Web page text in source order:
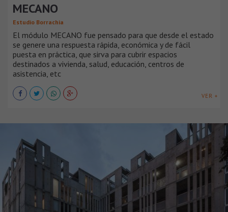
MECANO
Estudio Borrachia
El módulo MECANO fue pensado para que desde el estado
se genere una respuesta rápida, económica y de fácil
puesta en práctica, que sirva para cubrir espacios
destinados a vivienda, salud, educación, centros de
asistencia, etc
VER +